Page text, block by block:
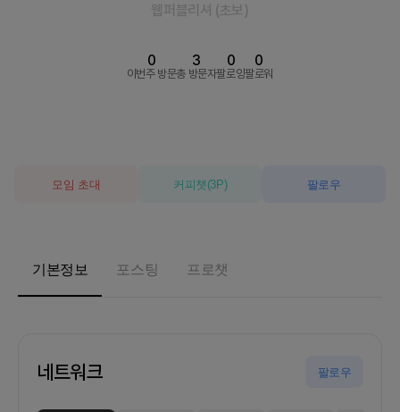
웹퍼블리셔 (초보)
이번주 방문
0
총 방문자
3
팔로잉
0
팔로워
0
모임 초대 커피챗 (3P) 팔로우
기본정보 포스팅 프로챗
네트워크 팔로우